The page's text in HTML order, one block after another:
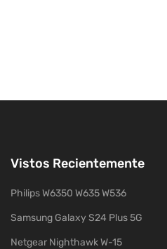
Vistos Recientemente
Philips W6350 W635 W536
Samsung Galaxy S24 Plus 5G
Netgear Nighthawk W-15